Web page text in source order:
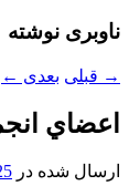
ناوبری نوشته
→ قبلی بعدی ←
اعضاي
ارسال شده در 25